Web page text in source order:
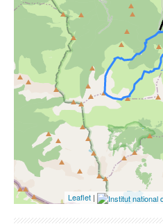
Leaflet |